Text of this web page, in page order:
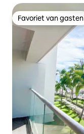
Favoriet van gasten
Favoriet van gasten